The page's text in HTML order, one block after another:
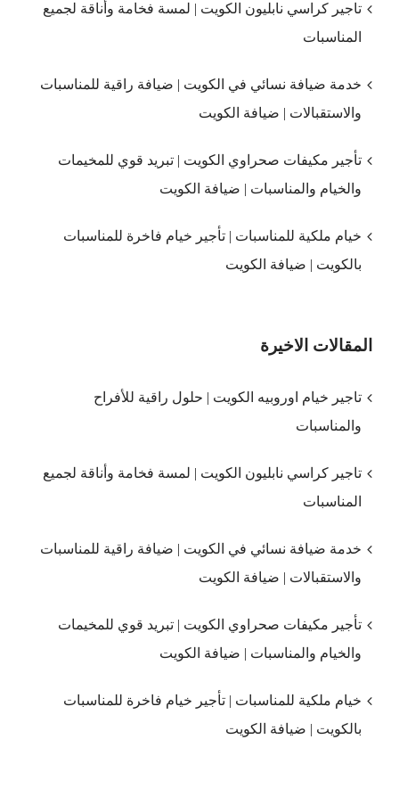
تاجير كراسي نابليون الكويت | لمسة فخامة وأناقة لجميع
المناسبات
خدمة ضيافة نسائي في الكويت | ضيافة راقية للمناسبات
والاستقبالات | ضيافة الكويت
تأجير مكيفات صحراوي الكويت | تبريد قوي للمخيمات
والخيام والمناسبات | ضيافة الكويت
خيام ملكية للمناسبات | تأجير خيام فاخرة للمناسبات
بالكويت | ضيافة الكويت
المقالات الاخيرة
تاجير خيام اوروبيه الكويت | حلول راقية للأفراح
والمناسبات
تاجير كراسي نابليون الكويت | لمسة فخامة وأناقة لجميع
المناسبات
خدمة ضيافة نسائي في الكويت | ضيافة راقية للمناسبات
والاستقبالات | ضيافة الكويت
تأجير مكيفات صحراوي الكويت | تبريد قوي للمخيمات
والخيام والمناسبات | ضيافة الكويت
خيام ملكية للمناسبات | تأجير خيام فاخرة للمناسبات
بالكويت | ضيافة الكويت